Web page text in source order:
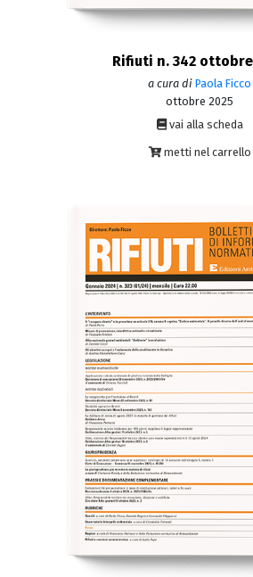
Rifiuti n. 342 ottobre
a cura di Paola Ficco
ottobre 2025
vai alla scheda
metti nel carrello